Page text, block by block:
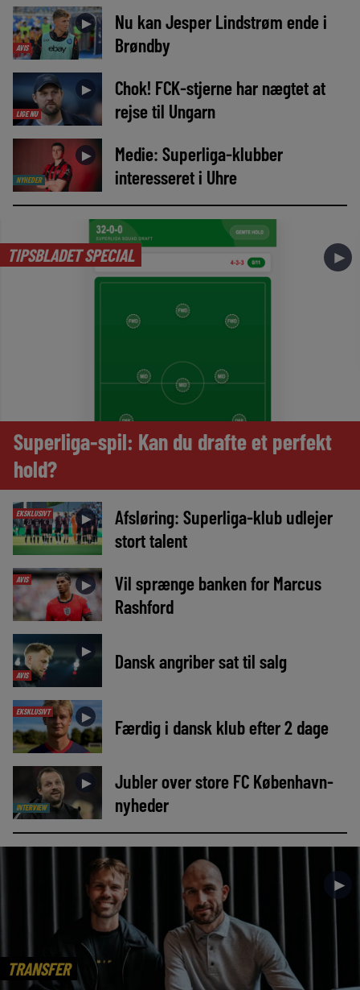
AVIS
►
Nu kan Jesper Lindstrøm ende i
Brøndby
LIGE NU
►
Chok! FCK-stjerne har nægtet at
rejse til Ungarn
NYHEDER
►
Medie: Superliga-klubber
interesseret i Uhre
TIPSBLADET SPECIAL ►
Superliga-spil: Kan du drafte et perfekt
hold?
EKSKLUSIVT ►
Afsløring: Superliga-klub udlejer
stort talent
AVIS ►
Vil sprænge banken for Marcus
Rashford
AVIS
► Dansk angriber sat til salg
EKSKLUSIVT ► Færdig i dansk klub efter 2 dage
INTERVIEW
►
Jubler over store FC København-
nyheder
TRANSFER
►